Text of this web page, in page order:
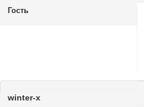
Гость
wintеr-x